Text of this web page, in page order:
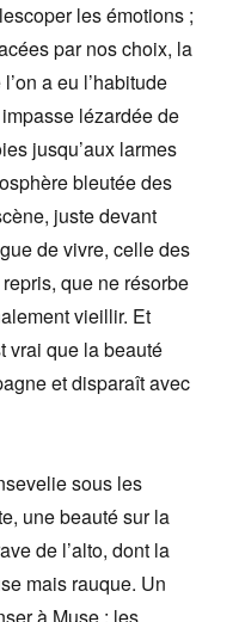
les émotions ;
par nos choix, la
a eu l’habitude
impasse lézardée de
jusqu’aux larmes
bleutée des
juste devant
de vivre, celle des
que ne résorbe
vieillir. Et
vrai que la beauté
et disparaît avec
sous les
une beauté sur la
de l’alto, dont la
mais rauque. Un